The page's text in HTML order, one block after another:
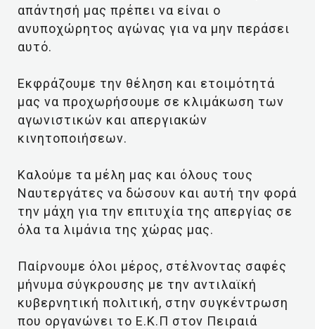
απάντησή μας πρέπει να είναι ο
ανυποχώρητος αγώνας για να μην περάσει
αυτό.
Εκφράζουμε την θέληση και ετοιμότητά
μας να προχωρήσουμε σε κλιμάκωση των
αγωνιστικών και απεργιακών
κινητοποιήσεων.
Καλούμε τα μέλη μας και όλους τους
Ναυτεργάτες να δώσουν και αυτή την φορά
την μάχη για την επιτυχία της απεργίας σε
όλα τα λιμάνια της χώρας μας.
Παίρνουμε όλοι μέρος, στέλνοντας σαφές
μήνυμα σύγκρουσης με την αντιλαϊκή
κυβερνητική πολιτική, στην συγκέντρωση
που οργανώνει το Ε.Κ.Π στον Πειραιά